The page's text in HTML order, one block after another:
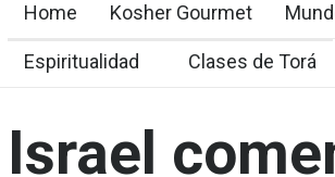
Home Kosher Gourmet
Espiritualidad Clases de Torá
Israel